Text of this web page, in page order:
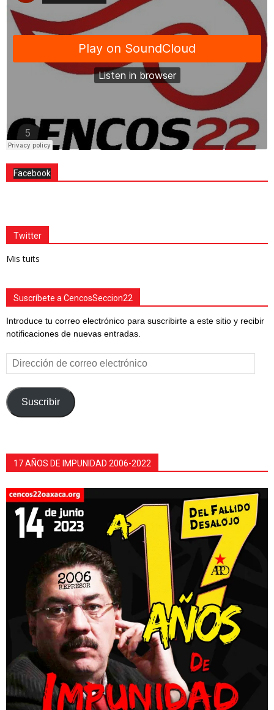
Facebook
Twitter
Mis tuits
Suscríbete a CencosSeccion22
Introduce tu correo electrónico para suscribirte a este sitio y recibir
notificaciones de nuevas entradas.
Dirección
de
electrónico
Suscribir
17 AÑOS DE IMPUNIDAD 2006-2022